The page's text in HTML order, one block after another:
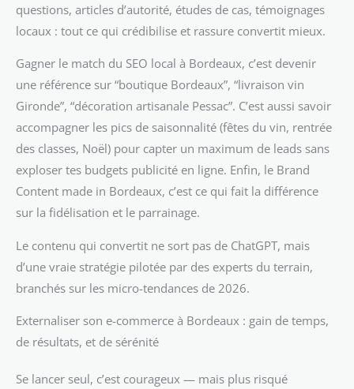
questions, articles d’autorité, études de cas, témoignages
locaux : tout ce qui crédibilise et rassure convertit mieux.
Gagner le match du SEO local à Bordeaux, c’est devenir
une référence sur “boutique Bordeaux”, “livraison vin
Gironde”, “décoration artisanale Pessac”. C’est aussi savoir
accompagner les pics de saisonnalité (fêtes du vin, rentrée
des classes, Noël) pour capter un maximum de leads sans
exploser tes budgets publicité en ligne. Enfin, le Brand
Content made in Bordeaux, c’est ce qui fait la différence
sur la fidélisation et le parrainage.
Le contenu qui convertit ne sort pas de ChatGPT, mais
d’une vraie stratégie pilotée par des experts du terrain,
branchés sur les micro-tendances de 2026.
Externaliser son e-commerce à Bordeaux : gain de temps,
de résultats, et de sérénité
Se lancer seul, c’est courageux — mais plus risqué